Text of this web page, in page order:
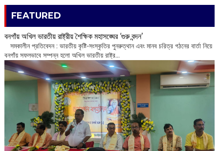
FEATURED
বনগাঁয় অখিল ভারতীয় রাষ্ট্রীয় শৈক্ষিক মহাসঙ্ঘের ‘গুরু বন্দন’
​ সমকালীন প্রতিবেদন : ভারতীয় কৃষ্টি-সংস্কৃতির পুনরুত্থান এবং মানব চরিত্র গঠনের বার্তা নিয়ে
বনগাঁয় সফলভাবে সম্পন্ন হলো অখিল ভারতীয় রাষ্ট্র...